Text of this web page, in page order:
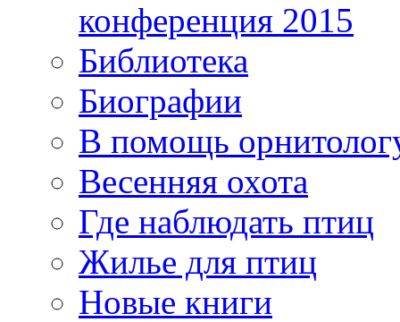
конференция 2015
Библиотека
Биографии
В помощь
Весенняя охота
Где наблюдать птиц
Жилье для птиц
Новые книги